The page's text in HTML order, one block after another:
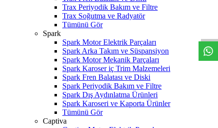
Trax Periyodik Bakım ve Filtre
Trax Soğutma ve Radyatör
Tümünü Gör
Spark
Spark Motor Elektrik Parçaları
Spark Arka Takım ve Süspansiyon
Spark Motor Mekanik Parçaları
Spark Karoser iç Trim Malzemeleri
Spark Fren Balatası ve Diski
Spark Periyodik Bakım ve Filtre
Spark Dış Aydınlatma Ürünleri
Spark Karoseri ve Kaporta Ürünler
Tümünü Gör
Captiva